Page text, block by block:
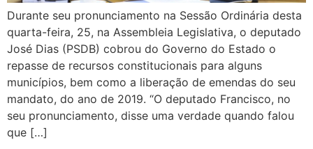
Durante seu pronunciamento na Sessão Ordinária desta
quarta-feira, 25, na Assembleia Legislativa, o deputado
José Dias (PSDB) cobrou do Governo do Estado o
repasse de recursos constitucionais para alguns
municípios, bem como a liberação de emendas do seu
mandato, do ano de 2019. “O deputado Francisco, no
seu pronunciamento, disse uma verdade quando falou
que […]